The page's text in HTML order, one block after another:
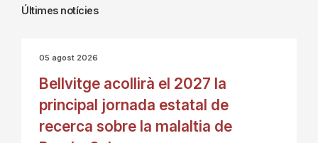
Últimes notícies
05 agost 2026
Bellvitge acollirà el 2027 la
principal jornada estatal de
recerca sobre la malaltia de